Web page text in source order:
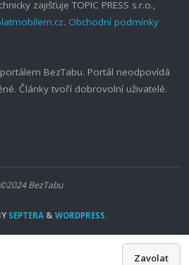
zajišťuje TOPIC PRESS s.r.o.,
. Obchodní podmínky
BezTabu. Portál neodpovídá
Články tvoří dobrovolní uživatelé.
©2024 BezTabu
SEPTERA & WORDPRESS.
Zavolat